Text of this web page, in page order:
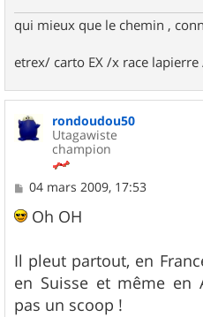
qui mieux que le chemin ,
etrex/ carto EX /x race lapierre
rondoudou50
Utagawiste
champion
M
s
g
e
04 mars 2009, 17:53
Oh OH
Il pleut partout, en
en Suisse et même en
pas un scoop !